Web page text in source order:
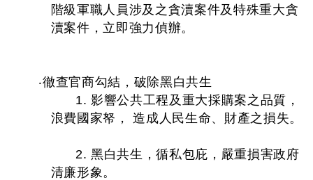
階級軍職人員涉及之貪瀆案件及特殊重大貪
瀆案件，立即強力偵辦。
‧徹查官商勾結，破除黑白共生
1. 影響公共工程及重大採購案之品質，
浪費國家帑， 造成人民生命、財產之損失。
2. 黑白共生，循私包庇，嚴重損害政府
清廉形象。